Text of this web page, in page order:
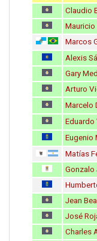
Claudio
Mauricio
Marcos
Alexis
Gary
Arturo
Marcelo
Eduardo
Eugenio
Matías
Gonzalo
Jean
José
Charles